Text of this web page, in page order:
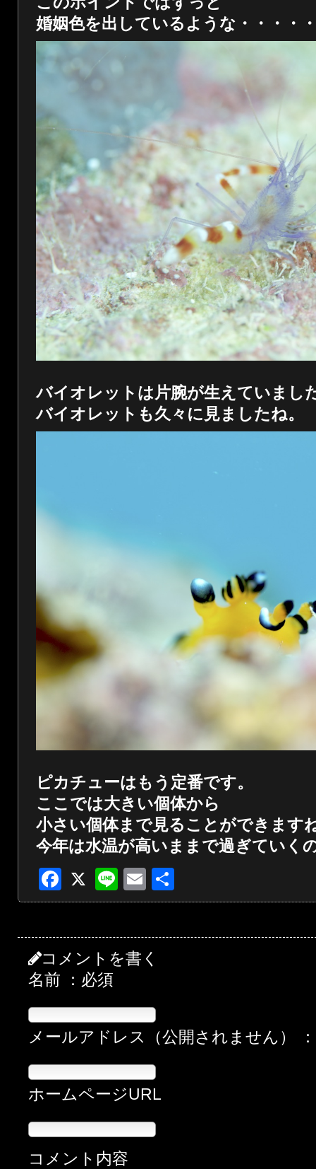
婚姻色を出しているような・・・・
バイオレットは片腕が生えていまし
バイオレットも久々に見ましたね。
ピカチューはもう定番です。
ここでは大きい個体から
小さい個体まで見ることができます
今年は水温が高いままで過ぎていく
Facebook
X LineEmail
有
コメントを書く
名前 ：必須
メールアドレス（公開されません）
ホームページURL
コメント内容